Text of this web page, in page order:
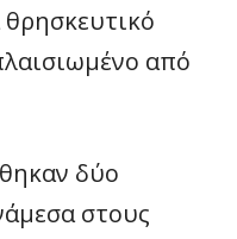
από
δύο
στους